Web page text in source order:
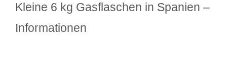
Kleine 6 kg Gasflaschen in Spanien –
Informationen